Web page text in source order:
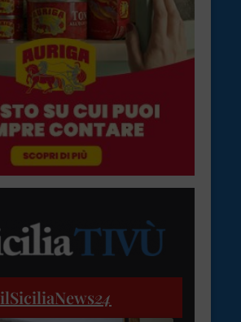
ilSiciliaNews24